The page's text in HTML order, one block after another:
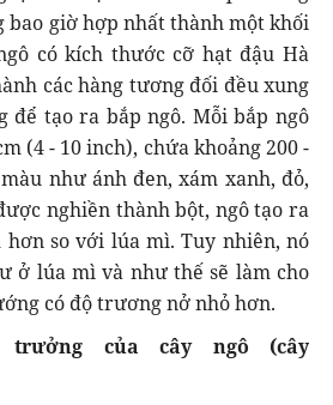
bao giờ hợp nhất thành một khối
có kích thước cỡ hạt đậu Hà
các hàng tương đối đều xung
để tạo ra bắp ngô. Mỗi bắp ngô
(4 - 10 inch), chứa khoảng 200 -
như ánh đen, xám xanh, đỏ,
nghiền thành bột, ngô tạo ra
so với lúa mì. Tuy nhiên, nó
ở lúa mì và như thế sẽ làm cho
có độ trương nở nhỏ hơn.
của cây ngô (cây